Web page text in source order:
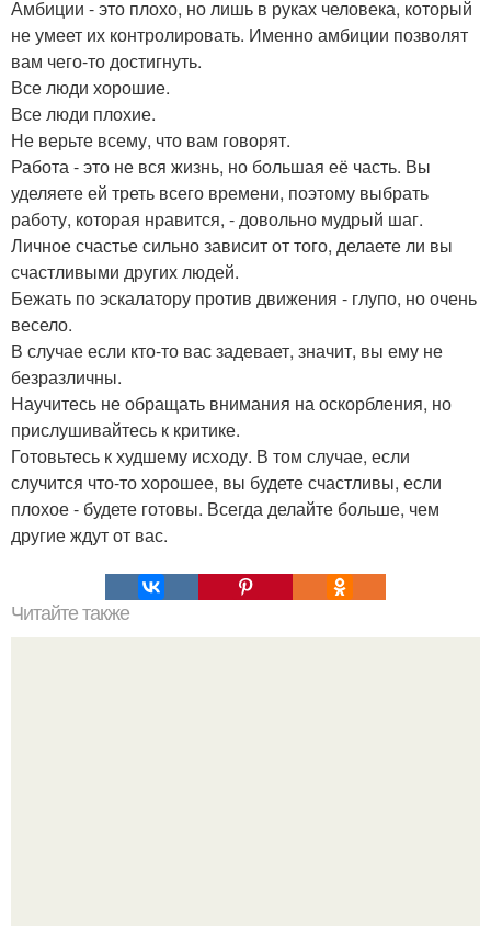
Амбиции - это плохо, но лишь в руках человека, который
не умеет их контролировать. Именно амбиции позволят
вам чего-то достигнуть.
Все люди хорошие.
Все люди плохие.
Не верьте всему, что вам говорят.
Работа - это не вся жизнь, но большая её часть. Вы
уделяете ей треть всего времени, поэтому выбрать
работу, которая нравится, - довольно мудрый шаг.
Личное счастье сильно зависит от того, делаете ли вы
счастливыми других людей.
Бежать по эскалатору против движения - глупо, но очень
весело.
В случае если кто-то вас задевает, значит, вы ему не
безразличны.
Научитесь не обращать внимания на оскорбления, но
прислушивайтесь к критике.
Готовьтесь к худшему исходу. В том случае, если
случится что-то хорошее, вы будете счастливы, если
плохое - будете готовы. Всегда делайте больше, чем
другие ждут от вас.
Читайте также